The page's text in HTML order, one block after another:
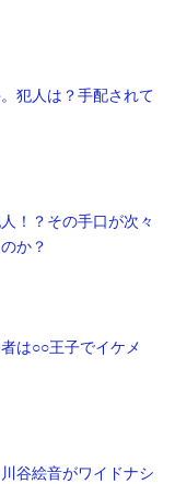
犯人は？手配されて
！？その手口が次々
か？
は○○王子でイケメ
谷絵音がワイドナシ